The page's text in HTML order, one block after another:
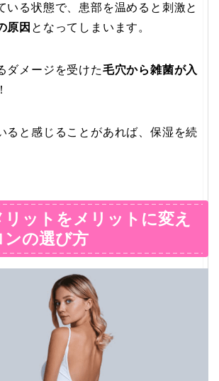
いる状態で、患部を温めると刺激と
原因 となってしまいます。
ダメージを受けた毛穴から雑菌が入
ると感じることがあれば、保湿を続
ットをメリットに変え
ンの選び方